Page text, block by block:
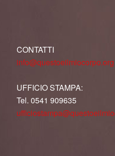
CONTATTI
info@questoeilmiocorpo.org
UFFICIO STAMPA:
Tel. 0541 909635